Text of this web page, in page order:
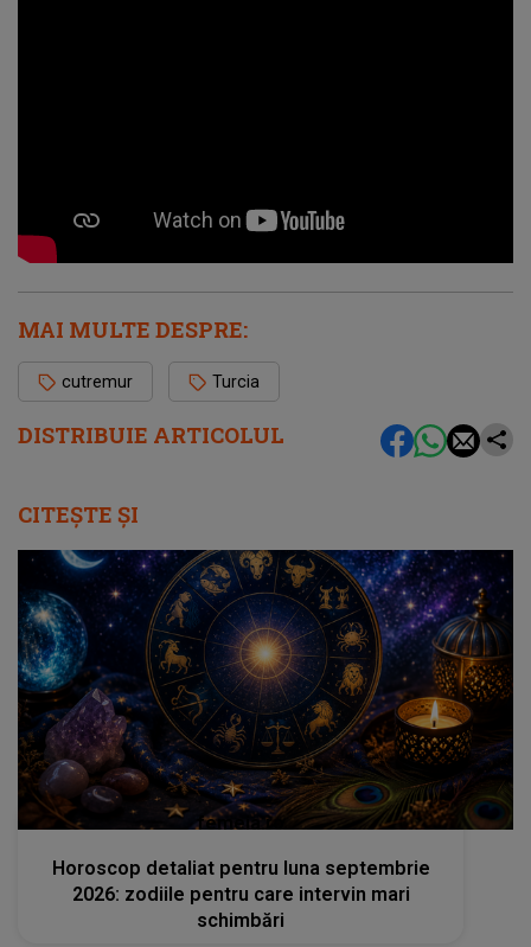
DISTRIBUIE ARTICOLUL
MAI MULTE DESPRE:
cutremur Turcia
CITEȘTE ȘI
femeia.ro
Horoscop detaliat pentru luna septembrie
2026: zodiile pentru care intervin mari
schimbări